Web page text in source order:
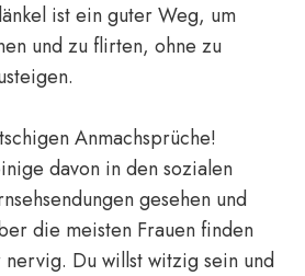
ist ein guter Weg, um
und zu flirten, ohne zu
Anmachsprüche!
davon in den sozialen
gesehen und
die meisten Frauen finden
Du willst witzig sein und